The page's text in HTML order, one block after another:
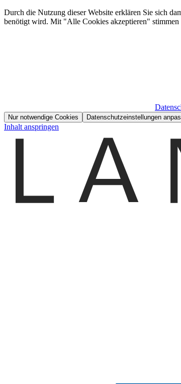
Durch die Nutzung dieser Website erklären Sie sich
benötigt wird. Mit "Alle Cookies akzeptieren" stimmen
Nur notwendige Cookies Datenschutzeinstellungen
Inhalt anspringen